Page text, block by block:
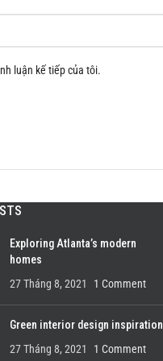
luận kế tiếp của tôi.
Exploring Atlanta’s modern
homes
27 Tháng 8, 2021
1 Comment
Green interior design inspiration
27 Tháng 8, 2021
1 Comment